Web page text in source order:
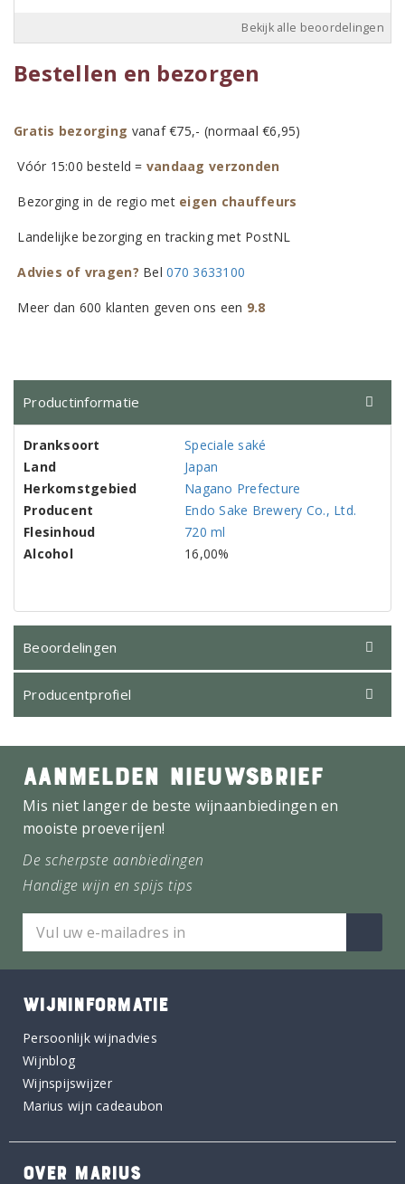
Bekijk alle beoordelingen
Bestellen en bezorgen
Gratis bezorging vanaf €75,- (normaal €6,95)
Vóór 15:00 besteld = vandaag verzonden
Bezorging in de regio met eigen chauffeurs
Landelijke bezorging en tracking met PostNL
Advies of vragen? Bel070 3633100
Meer dan 600 klanten geven ons een 9.8
Productinformatie
Dranksoort
Speciale saké
Land
Japan
Herkomstgebied
Nagano Prefecture
Producent
Endo Sake Brewery Co., Ltd.
Flesinhoud
720 ml
Alcohol
16,00%
Beoordelingen
Producentprofiel
AANMELDEN NIEUWSBRIEF
Mis niet langer de beste wijnaanbiedingen en
mooiste proeverijen!
De scherpste aanbiedingen
Handige wijn en spijs tips
WIJNINFORMATIE
Persoonlijk wijnadvies
Wijnblog
Wijnspijswijzer
Marius wijn cadeaubon
OVER MARIUS